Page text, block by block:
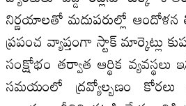
నిర్ణయాలతో మదుపరుల్లో ఆందోళన
ప్రపంచ వ్యాప్తంగా స్టాక్‌ మార్కెట్లు
సంక్షోభం తర్వాత ఆర్థిక వ్యవస్థలు
సమయంలో ద్రవ్యోల్బణం కోరలు